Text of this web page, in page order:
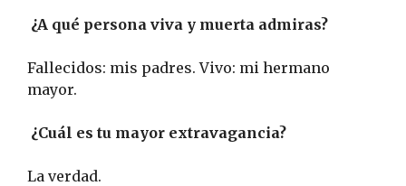
¿A qué persona viva y muerta admiras?
Fallecidos: mis padres. Vivo: mi hermano
mayor.
¿Cuál es tu mayor extravagancia?
La verdad.